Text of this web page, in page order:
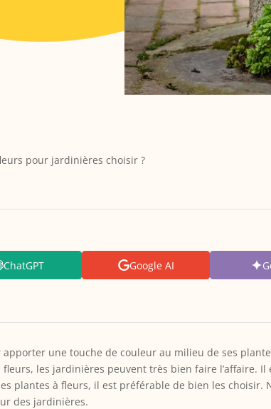
pour jardinières choisir ?
ChatGPT Google AI
une touche de couleur au milieu de ses
les jardinières peuvent très bien faire l’affaire.
plantes à fleurs, il est préférable de bien les
des jardinières.